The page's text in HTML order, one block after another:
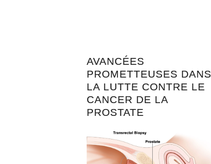
AVANCÉES
PROMETTEUSES DANS
LA LUTTE CONTRE LE
CANCER DE LA
PROSTATE